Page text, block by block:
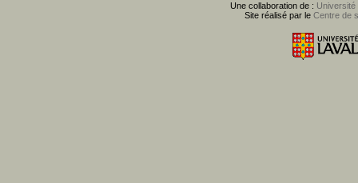
Une collaboration de : Université
Site réalisé par le Centre de